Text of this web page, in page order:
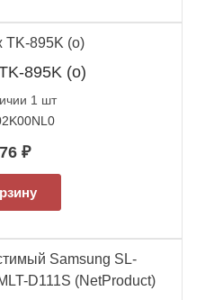
895K (о)
1 шт
₽